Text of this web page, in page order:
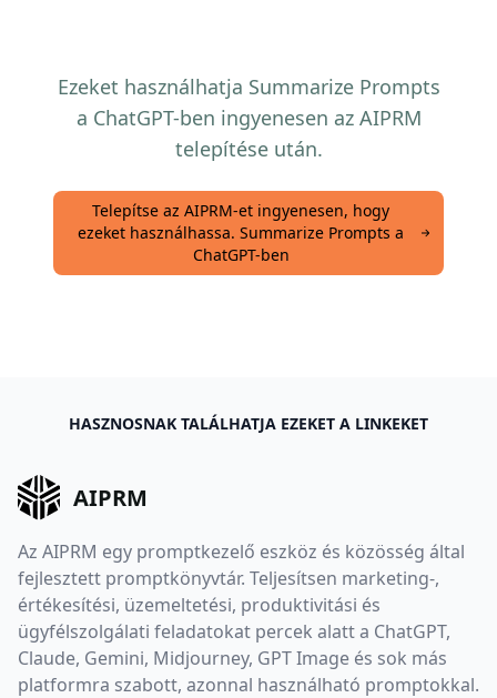
Ezeket használhatja Summarize Prompts
a ChatGPT-ben ingyenesen az AIPRM
telepítése után.
Telepítse az AIPRM-et ingyenesen, hogy
ezeket használhassa. Summarize Prompts a
ChatGPT-ben
HASZNOSNAK TALÁLHATJA EZEKET A LINKEKET
AIPRM
Az AIPRM egy promptkezelő eszköz és közösség által
fejlesztett promptkönyvtár. Teljesítsen marketing-,
értékesítési, üzemeltetési, produktivitási és
ügyfélszolgálati feladatokat percek alatt a ChatGPT,
Claude, Gemini, Midjourney, GPT Image és sok más
platformra szabott, azonnal használható promptokkal.